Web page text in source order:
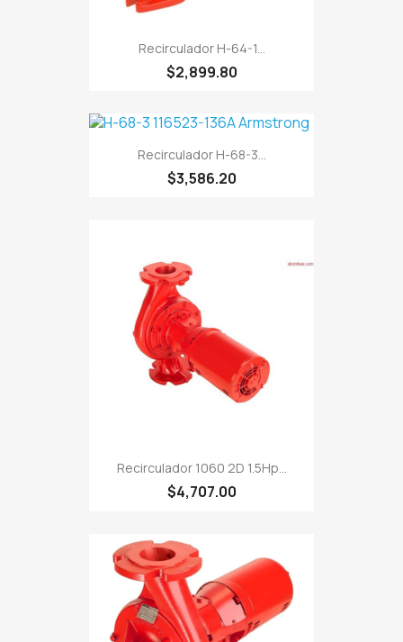
Recirculador H-64-1...
$2,899.80
Recirculador H-68-3...
$3,586.20
Recirculador 1060 2D 1.5Hp...
$4,707.00